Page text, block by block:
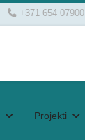
+371 654 07900
Projekti